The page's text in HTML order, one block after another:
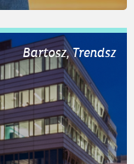
Bartosz, Trendsz